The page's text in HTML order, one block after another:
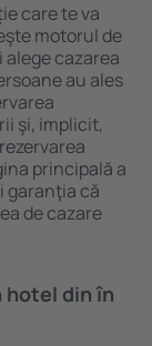
care te va
motorul de
cazarea
au ales
şi, implicit,
principală a
garanţia că
de cazare
hotel din în